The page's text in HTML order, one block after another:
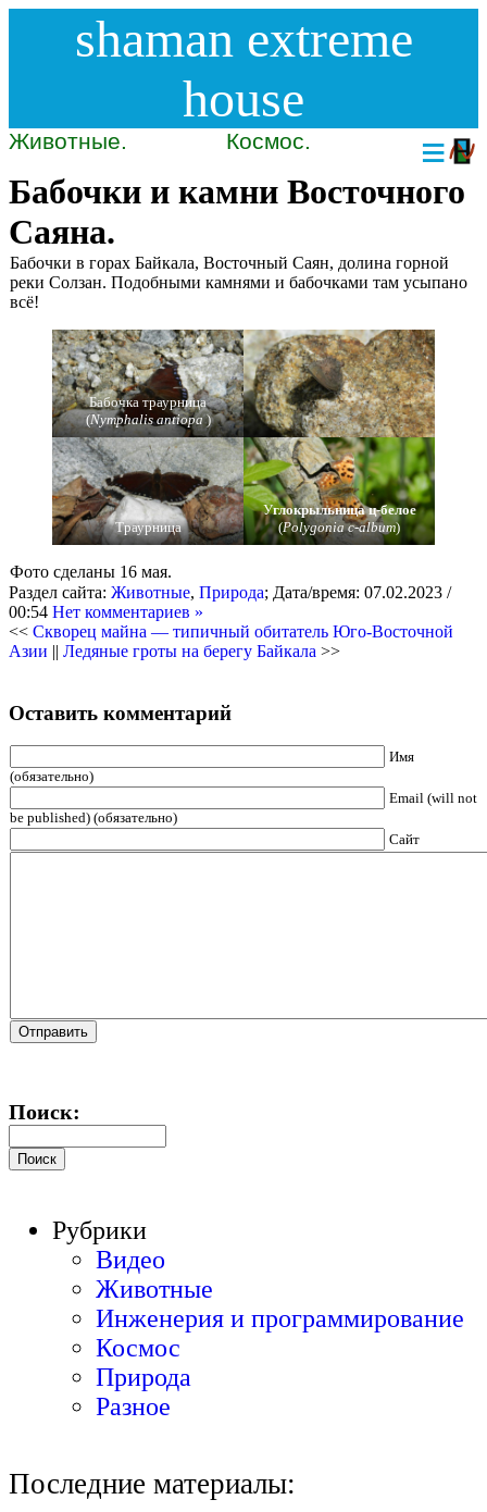
shaman extreme
house
Животные. Космос. ≡
Бабочки и камни Восточного
Саяна.
Бабочки в горах Байкала, Восточный Саян, долина горной
реки Солзан. Подобными камнями и бабочками там усыпано
всё!
Бабочка траурница
(Nymphalis antiopa)
Траурница
Углокрыльница ц-белое
(Polygonia c-album)
Фото сделаны 16 мая.
Раздел сайта: Животные, Природа; Дата/время: 07.02.2023 /
00:54 Нет комментариев »
<< Скворец майна — типичный обитатель Юго-Восточной
Азии || Ледяные гроты на берегу Байкала >>
Оставить комментарий
Имя
(обязательно)
Еmail (will not
be published) (обязательно)
Сайт
Поиск:
Рубрики
Видео
Животные
Инженерия и программирование
Космос
Природа
Разное
Последние материалы: